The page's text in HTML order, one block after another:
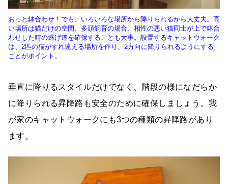
おっと鉢合わせ！でも、いろいろな場所から降りられるから大丈夫。高
い場所は猫だけの空間。多頭飼育の場合、相性の悪い猫同士が上で鉢合
わせした時の逃げ道を確保することも大事。設置するキャットウォーク
は、2匹の猫がすれ違える場所を作り、2方向に降りられるようにする
ことがポイント。
垂直に降りるスタイルだけでなく、階段の様になだらか
に降りられる昇降路も安全のために確保しましょう。我
が家のキャットウォークにも3つの種類の昇降路があり
ます。